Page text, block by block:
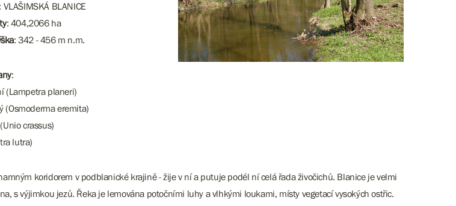
VLAŠIMSKÁ BLANICE
: 404,2066 ha
: 342 - 456 m n.m.
:
(Lampetra planeri)
(Osmoderma eremita)
crassus)
lutra)
koridorem v podblanické krajině - žije v ní a putuje podél ní celá řada živočichů. Blanice je velmi
s výjimkou jezů. Řeka je lemována potočními luhy a vlhkými loukami, místy vegetací vysokých ostřic.